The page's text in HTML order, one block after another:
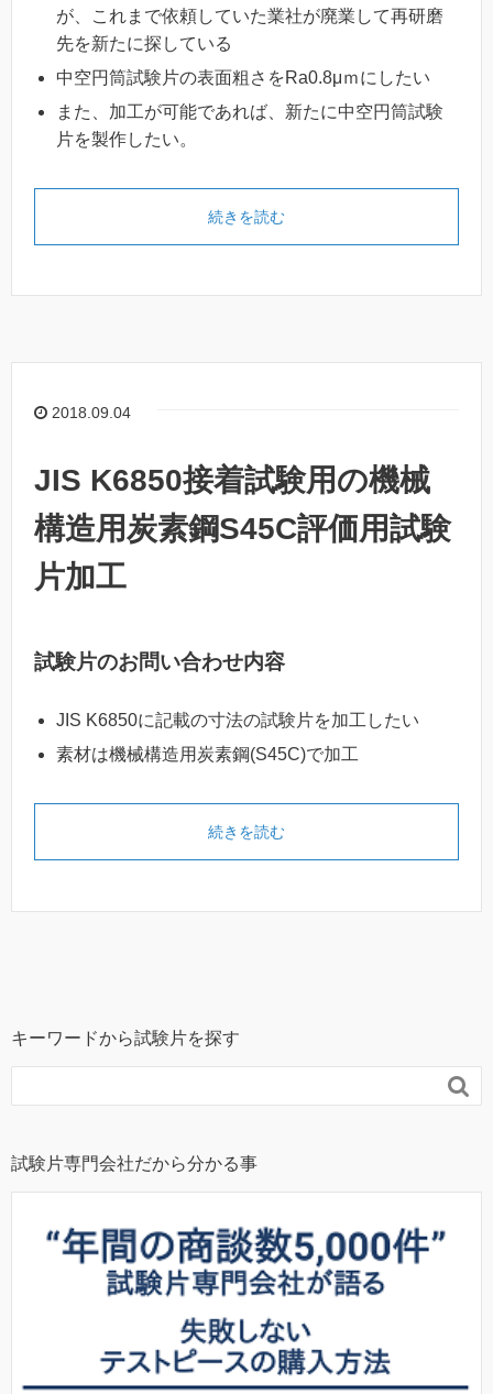
が、これまで依頼していた業社が廃業して再研磨
先を新たに探している
中空円筒試験片の表面粗さをRa0.8μｍにしたい
また、加工が可能であれば、新たに中空円筒試験
片を製作したい。
続きを読む
2018.09.04
JIS K6850接着試験用の機械
構造用炭素鋼S45C評価用試験
片加工
試験片のお問い合わせ内容
JIS K6850に記載の寸法の試験片を加工したい
素材は機械構造用炭素鋼(S45C)で加工
続きを読む
キーワードから試験片を探す

試験片専門会社だから分かる事